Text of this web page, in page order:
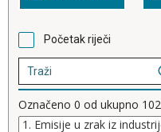
Početak riječi
Označeno 0 od ukupno 102